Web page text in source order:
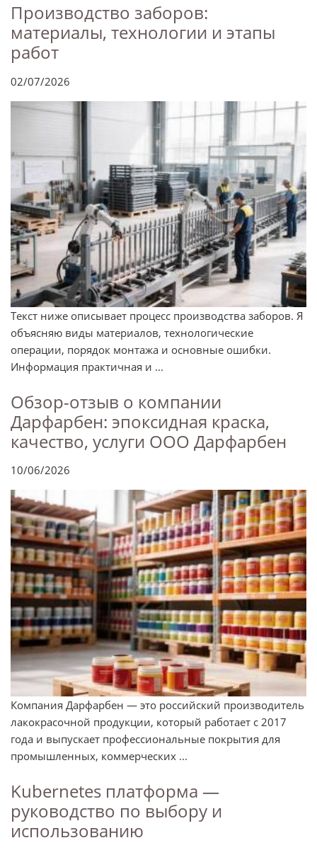
Производство заборов:
материалы, технологии и этапы
работ
02/07/2026
Текст ниже описывает процесс производства заборов. Я
объясняю виды материалов, технологические
операции, порядок монтажа и основные ошибки.
Информация практичная и ...
Обзор-отзыв о компании
Дарфарбен: эпоксидная краска,
качество, услуги ООО Дарфарбен
10/06/2026
Компания Дарфарбен — это российский производитель
лакокрасочной продукции, который работает с 2017
года и выпускает профессиональные покрытия для
промышленных, коммерческих ...
Kubernetes платформа —
руководство по выбору и
использованию